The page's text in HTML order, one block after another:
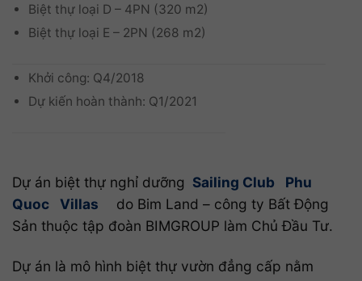
Biệt thự loại D – 4PN (320 m2)
Biệt thự loại E – 2PN (268 m2)
Khởi công: Q4/2018
Dự kiến hoàn thành: Q1/2021
Dự án biệt thự nghỉ dưỡng Sailing Club
Phu
Quoc
Villas
do Bim Land – công ty Bất Động
Sản thuộc tập đoàn BIMGROUP làm Chủ Đầu Tư.
Dự án là mô hình biệt thự vườn đẳng cấp nằm